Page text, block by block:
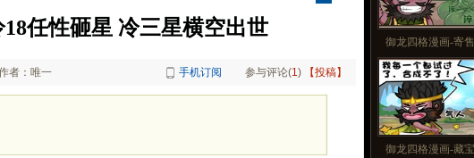
任性砸星 冷三星横空出世
者：唯一 手机订阅 参与评论(1) 【投稿】
御龙四格漫画-寄
御龙四格漫画-藏